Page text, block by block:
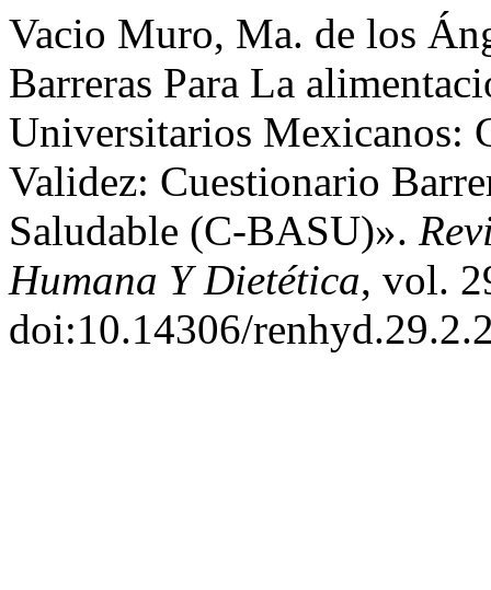
Vacio Muro, Ma. de los
Barreras Para La
Universitarios Mexicanos:
Validez: Cuestionario
Saludable (C-BASU)».
Humana Y Dietética, vol.
doi:10.14306/